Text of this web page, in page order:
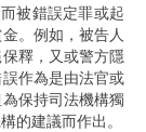
被錯誤定罪或起
。例如，被告人
釋，又或警方隱
作為是由法官或
保持司法機構獨
的建議而作出。